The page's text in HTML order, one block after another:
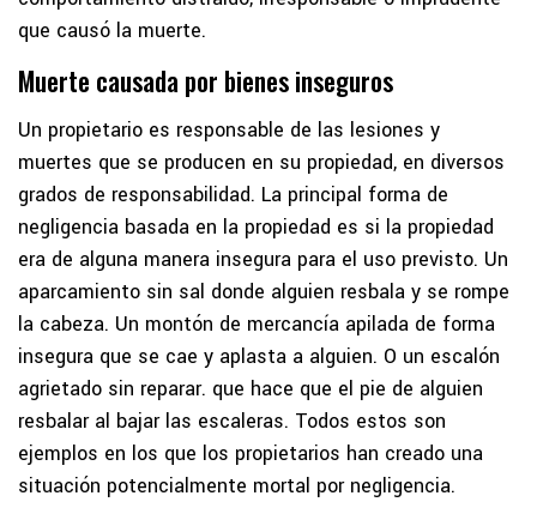
que causó la muerte.
Muerte causada por bienes inseguros
Un propietario es responsable de las lesiones y
muertes que se producen en su propiedad, en diversos
grados de responsabilidad. La principal forma de
negligencia basada en la propiedad es si la propiedad
era de alguna manera insegura para el uso previsto. Un
aparcamiento sin sal donde alguien resbala y se rompe
la cabeza. Un montón de mercancía apilada de forma
insegura que se cae y aplasta a alguien. O un escalón
agrietado sin reparar. que hace que el pie de alguien
resbalar al bajar las escaleras. Todos estos son
ejemplos en los que los propietarios han creado una
situación potencialmente mortal por negligencia.